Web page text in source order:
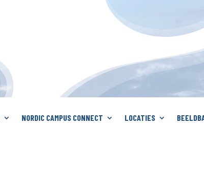
NORDIC CAMPUS CONNECT LOCATIES